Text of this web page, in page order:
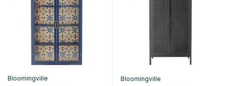
Bloomingville
Bloomingville